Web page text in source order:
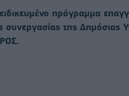
πρόγραμμα
συνεργασίας της Δημόσιας